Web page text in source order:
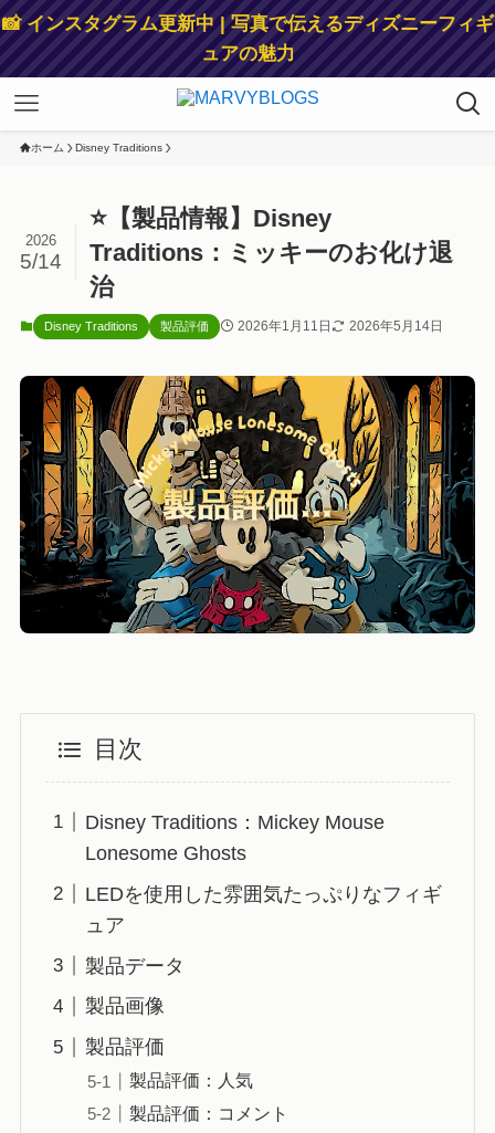
📸 インスタグラム更新中 | 写真で伝えるディズニーフィギ
ュアの魅力
ホーム Disney Traditions
⭐【製品情報】Disney
Traditions：ミッキーのお化け退
治
2026
5/14
Disney Traditions 製品評価 2026年1月11日 2026年5月14日
目次
Disney Traditions：Mickey Mouse
Lonesome Ghosts
LEDを使用した雰囲気たっぷりなフィギ
ュア
製品データ
製品画像
製品評価
製品評価：人気
製品評価：コメント